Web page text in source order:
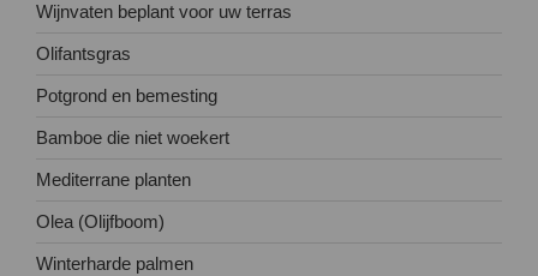
Wijnvaten beplant voor uw terras
Olifantsgras
Potgrond en bemesting
Bamboe die niet woekert
Mediterrane planten
Olea (Olijfboom)
Winterharde palmen